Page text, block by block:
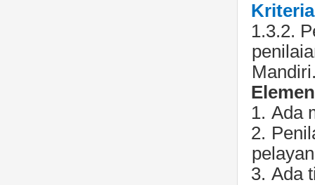
Kriteria
1.3.2.
1. Ada
2.
3. Ada